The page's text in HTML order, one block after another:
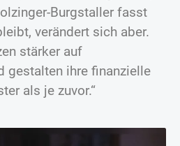
Burgstaller fasst
verändert sich aber.
stärker auf
gestalten ihre finanzielle
als je zuvor.“